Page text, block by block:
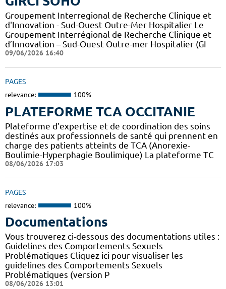
Groupement Interregional de Recherche Clinique et
d'Innovation - Sud-Ouest Outre-Mer Hospitalier Le
Groupement Interrégional de Recherche Clinique et
d’Innovation – Sud-Ouest Outre-mer Hospitalier (GI
09/06/2026 16:40
PAGES
relevance: 100%
PLATEFORME TCA OCCITANIE
Plateforme d'expertise et de coordination des soins
destinés aux professionnels de santé qui prennent en
charge des patients atteints de TCA (Anorexie-
Boulimie-Hyperphagie Boulimique) La plateforme TC
08/06/2026 17:03
PAGES
relevance: 100%
Documentations
Vous trouverez ci-dessous des documentations utiles :
Guidelines des Comportements Sexuels
Problématiques Cliquez ici pour visualiser les
guidelines des Comportements Sexuels
Problématiques (version P
08/06/2026 13:01